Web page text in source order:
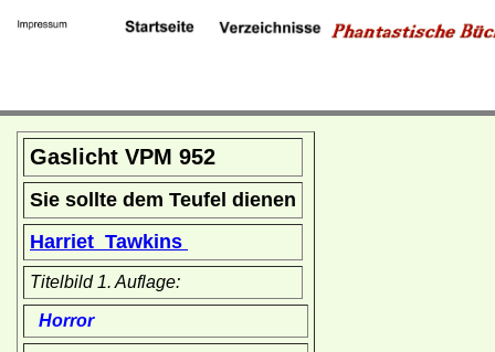
Gaslicht VPM 952
Sie sollte dem Teufel dienen
Harriet Tawkins
Titelbild 1. Auflage:
Horror